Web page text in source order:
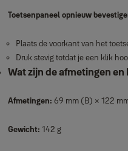
Toetsenpaneel opnieuw
Plaats de voorkant van het
Druk stevig totdat je een klik
Wat zijn de afmetingen
Afmetingen: 69 mm (B) × 122
Gewicht: 142 g